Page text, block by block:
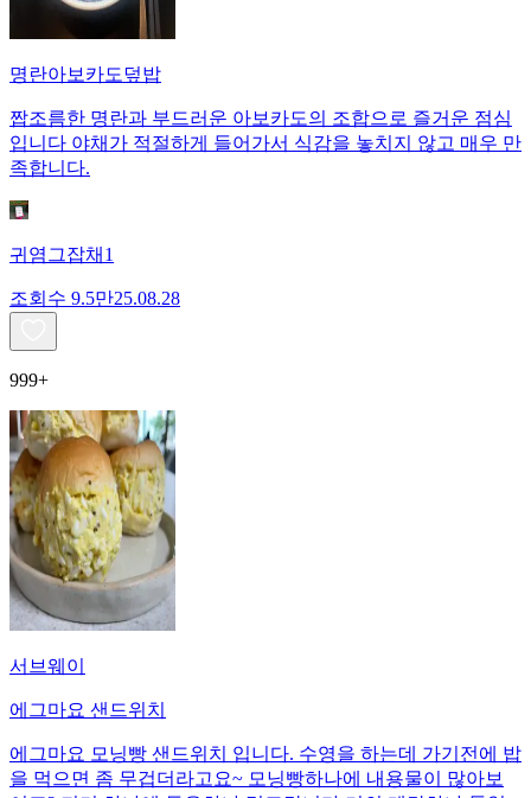
명란아보카도덮밥
짭조름한 명란과 부드러운 아보카도의 조합으로 즐거운 점심
입니다 야채가 적절하게 들어가서 식감을 놓치지 않고 매우 만
족합니다.
귀염그잡채1
조회수 9.5만25.08.28
999+
서브웨이
에그마요 샌드위치
에그마요 모닝빵 샌드위치 입니다. 수영을 하는데 가기전에 밥
을 먹으면 좀 무겁더라고요~ 모닝빵하나에 내용물이 많아보